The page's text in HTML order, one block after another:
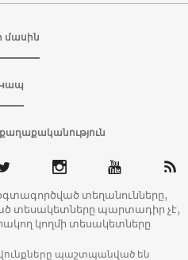
մասին
տեղանունները,
տեսակետները պարտադիր չէ,
կողմի տեսակետները
պաշտպանված են